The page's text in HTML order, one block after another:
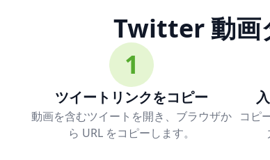
Twitter 動画
1
ツイートリンクをコピー
動画を含むツイートを開き、ブラウザか
ら URL をコピーします。
コピ